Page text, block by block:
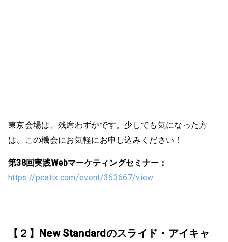
東京会場は、残席わずかです。少しでも気になった方
は、この機会にお気軽にお申し込みください！
第38回実践Webマーケティングセミナー：
https://peatix.com/event/363667/view
【２】New Standardのスライド・アイキャ